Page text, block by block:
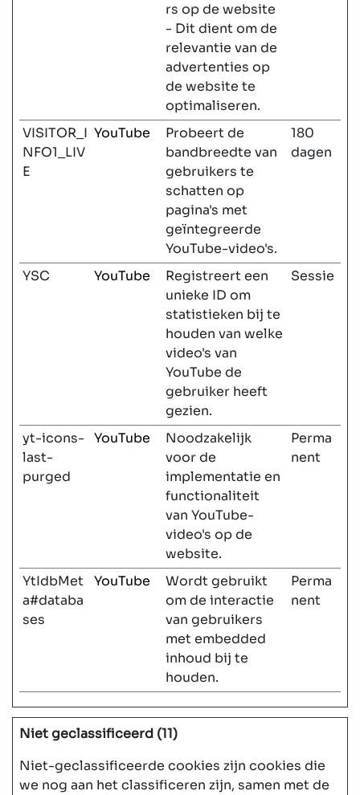
rs op de website
- Dit dient om de
relevantie van de
advertenties op
de website te
optimaliseren.
VISITOR_I
NFO1_LIV
E
YouTube
Probeert de
bandbreedte van
gebruikers te
schatten op
pagina's met
geïntegreerde
YouTube-video's.
180
dagen
YSC YouTube
Registreert een
unieke ID om
statistieken bij te
houden van welke
video's van
YouTube de
gebruiker heeft
gezien.
Sessie
yt-icons-
last-
purged
YouTube
Noodzakelijk
voor de
implementatie en
functionaliteit
van YouTube-
video's op de
website.
Perma
nent
YtIdbMet
a#databa
ses
YouTube
Wordt gebruikt
om de interactie
van gebruikers
met embedded
inhoud bij te
houden.
Perma
nent
Niet geclassificeerd (11)
Niet-geclassificeerde cookies zijn cookies die
we nog aan het classificeren zijn, samen met de